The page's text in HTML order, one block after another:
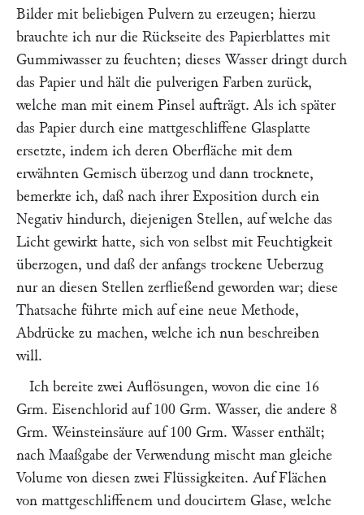
Bilder mit beliebigen Pulvern zu erzeugen; hierzu
brauchte ich nur die Rückseite des Papierblattes mit
Gummiwasser zu feuchten; dieses Wasser dringt durch
das Papier und hält die pulverigen Farben zurück,
welche man mit einem Pinsel aufträgt. Als ich später
das Papier durch eine mattgeschliffene Glasplatte
ersetzte, indem ich deren Oberfläche mit dem
erwähnten Gemisch überzog und dann trocknete,
bemerkte ich, daß nach ihrer Exposition durch ein
Negativ hindurch, diejenigen Stellen, auf welche das
Licht gewirkt hatte, sich von selbst mit Feuchtigkeit
überzogen, und daß der anfangs trockene Ueberzug
nur an diesen Stellen zerfließend geworden war; diese
Thatsache führte mich auf eine neue Methode,
Abdrücke zu machen, welche ich nun beschreiben
will.
Ich bereite zwei Auflösungen, wovon die eine 16
Grm. Eisenchlorid auf 100 Grm. Wasser, die andere 8
Grm. Weinsteinsäure auf 100 Grm. Wasser enthält;
nach Maaßgabe der Verwendung mischt man gleiche
Volume von diesen zwei Flüssigkeiten. Auf Flächen
von mattgeschliffenem und doucirtem Glase, welche